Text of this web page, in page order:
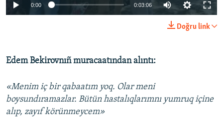
0:00 0:03:06
Doğru link
Edem Bekirovnıñ muracaatından alıntı:
«Menim iç bir qabaatım yoq. Olar meni
boysundıramazlar. Bütün hastalıqlarımnı yumruq içine
alıp, zayıf körünmeycem»